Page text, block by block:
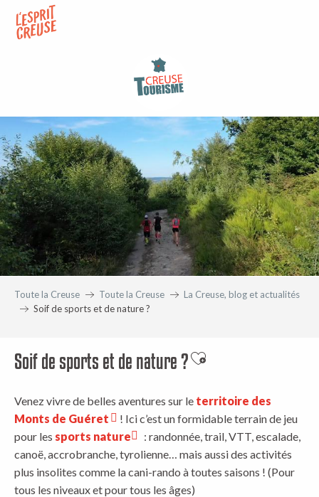
contenu
Toute la Creuse Toute la Creuse
La Creuse, blog et actualités
Soif de sports et de nature ?
Soif de sports et de nature ?Ajouter aux favoris
Venez vivre de belles aventures sur le territoire des
Monts de Guéret
! Ici c’est un formidable terrain de jeu
pour les sports nature
: randonnée, trail, VTT, escalade,
canoë, accrobranche, tyrolienne… mais aussi des activités
plus insolites comme la cani-rando à toutes saisons ! (Pour
tous les niveaux et pour tous les âges)